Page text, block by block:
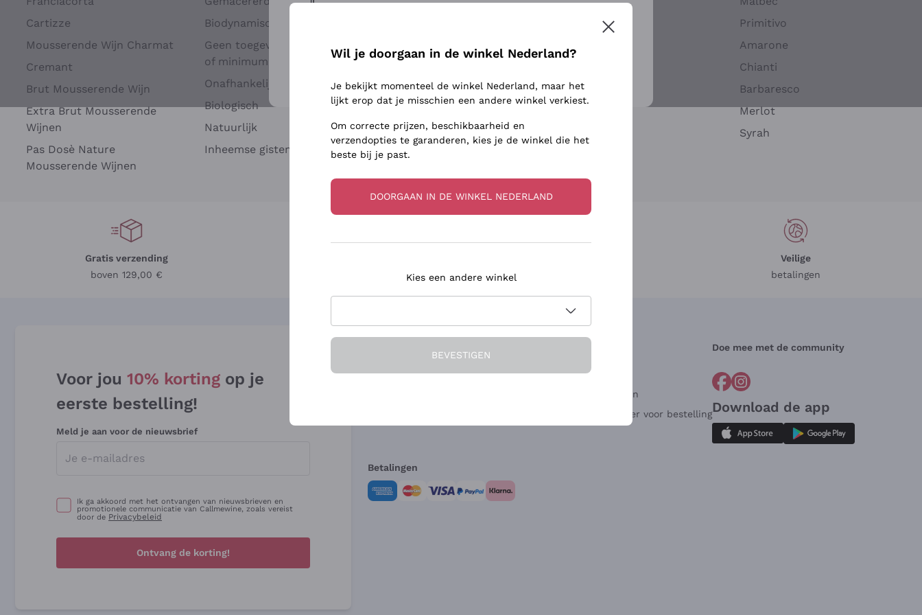
Cartizze
Mousserende Wijn Charmat
Cremant
Brut Mousserende Wijn
Extra Brut Mousserende
Wijnen
Pas Dosè Nature
Mousserende Wijnen
Biodynamisch
Geen toegevoegde sulfieten
of minimum
Onafhankelijke Wijnbouwers
Biologisch
Natuurlijk
Inheemse gisten
Argiolas
Ca' dei Frati
Chardonnay
Sauvignon
Primitivo
Amarone
Chianti
Barbaresco
Merlot
Syrah
Gratis verzending
boven 129,00 €
Veilige
betalingen
Voor jou 10% korting op je
eerste bestelling!
Meld je aan voor de nieuwsbrief
Ik ga akkoord met het ontvangen van nieuwsbrieven en
promotionele communicatie van Callmewine, zoals vereist
door de Privacybeleid
Ontvang de korting!
Over ons
Klantenservice
Verkoopvoorwaarden
Herroepingsformulier voor bestelling
Doe mee met de community
Download de app
Betalingen
Voor meer informatie, lees onzePrivacybeleid
Wil je doorgaan in de winkel Nederland?
Je bekijkt momenteel de winkel Nederland, maar het
lijkt erop dat je misschien een andere winkel verkiest.
Om correcte prijzen, beschikbaarheid en
verzendopties te garanderen, kies je de winkel die het
beste bij je past.
DOORGAAN IN DE WINKEL NEDERLAND
Kies een andere winkel
BEVESTIGEN